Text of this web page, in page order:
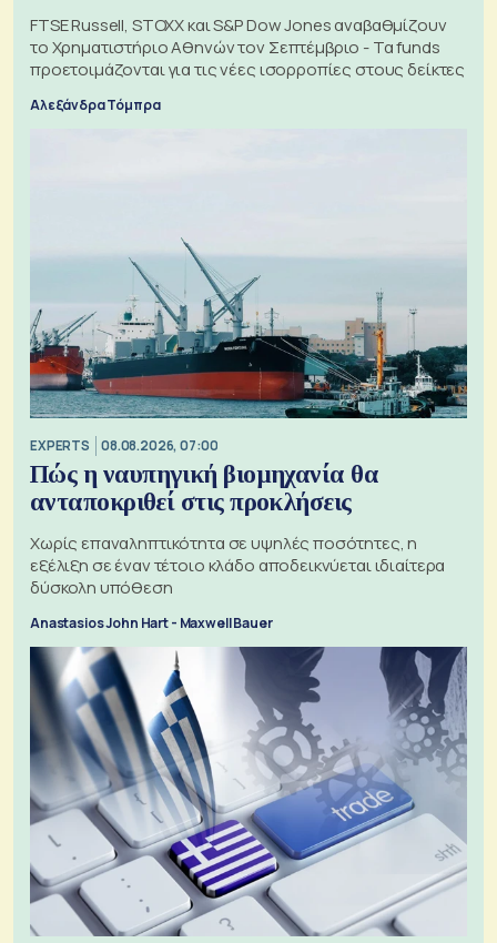
FTSE Russell, STOXX και S&P Dow Jones αναβαθμίζουν
το Χρηματιστήριο Αθηνών τον Σεπτέμβριο - Τα funds
προετοιμάζονται για τις νέες ισορροπίες στους δείκτες
Αλεξάνδρα Τόμπρα
EXPERTS 08.08.2026, 07:00
Πώς η ναυπηγική βιομηχανία θα
ανταποκριθεί στις προκλήσεις
Χωρίς επαναληπτικότητα σε υψηλές ποσότητες, η
εξέλιξη σε έναν τέτοιο κλάδο αποδεικνύεται ιδιαίτερα
δύσκολη υπόθεση
Anastasios John Hart - Maxwell Bauer